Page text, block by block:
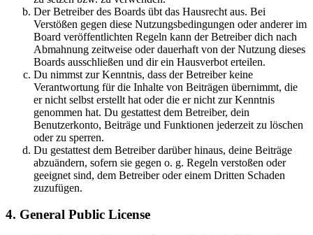
Der Betreiber des Boards übt das Hausrecht aus. Bei
Verstößen gegen diese Nutzungsbedingungen oder anderer im
Board veröffentlichten Regeln kann der Betreiber dich nach
Abmahnung zeitweise oder dauerhaft von der Nutzung dieses
Boards ausschließen und dir ein Hausverbot erteilen.
Du nimmst zur Kenntnis, dass der Betreiber keine
Verantwortung für die Inhalte von Beiträgen übernimmt, die
er nicht selbst erstellt hat oder die er nicht zur Kenntnis
genommen hat. Du gestattest dem Betreiber, dein
Benutzerkonto, Beiträge und Funktionen jederzeit zu löschen
oder zu sperren.
Du gestattest dem Betreiber darüber hinaus, deine Beiträge
abzuändern, sofern sie gegen o. g. Regeln verstoßen oder
geeignet sind, dem Betreiber oder einem Dritten Schaden
zuzufügen.
4. General Public License